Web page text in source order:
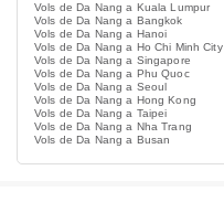
Vols de Da Nang a Kuala Lumpur
Vols de Da Nang a Bangkok
Vols de Da Nang a Hanoi
Vols de Da Nang a Ho Chi Minh City
Vols de Da Nang a Singapore
Vols de Da Nang a Phu Quoc
Vols de Da Nang a Seoul
Vols de Da Nang a Hong Kong
Vols de Da Nang a Taipei
Vols de Da Nang a Nha Trang
Vols de Da Nang a Busan